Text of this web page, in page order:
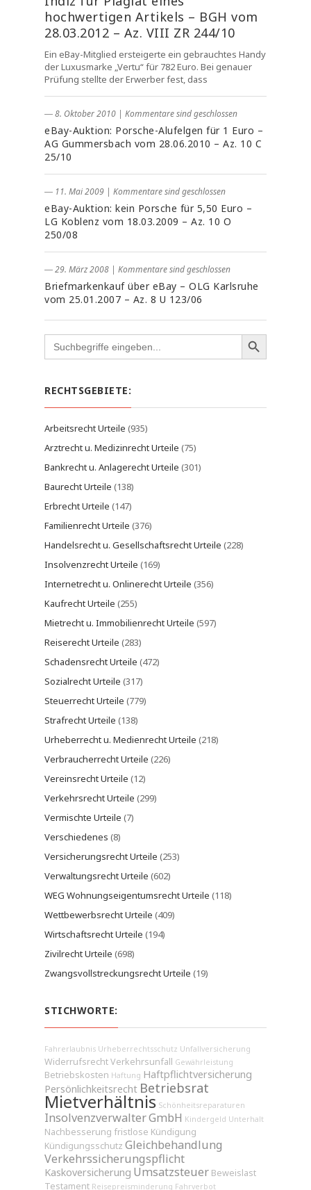
hochwertigen Artikels – BGH vom
28.03.2012 – Az. VIII ZR 244/10
Ein eBay-Mitglied ersteigerte ein gebrauchtes Handy
der Luxusmarke „Vertu“ für 782 Euro. Bei genauer
Prüfung stellte der Erwerber fest, dass
― 8. Oktober 2010 | Kommentare sind geschlossen
eBay-Auktion: Porsche-Alufelgen für 1 Euro –
AG Gummersbach vom 28.06.2010 – Az. 10 C
25/10
― 11. Mai 2009 | Kommentare sind geschlossen
eBay-Auktion: kein Porsche für 5,50 Euro –
LG Koblenz vom 18.03.2009 – Az. 10 O
250/08
― 29. März 2008 | Kommentare sind geschlossen
Briefmarkenkauf über eBay – OLG Karlsruhe
vom 25.01.2007 – Az. 8 U 123/06
Search
for:
RECHTSGEBIETE:
Arbeitsrecht Urteile (935)
Arztrecht u. Medizinrecht Urteile (75)
Bankrecht u. Anlagerecht Urteile (301)
Baurecht Urteile (138)
Erbrecht Urteile (147)
Familienrecht Urteile (376)
Handelsrecht u. Gesellschaftsrecht Urteile (228)
Insolvenzrecht Urteile (169)
Internetrecht u. Onlinerecht Urteile (356)
Kaufrecht Urteile (255)
Mietrecht u. Immobilienrecht Urteile (597)
Reiserecht Urteile (283)
Schadensrecht Urteile (472)
Sozialrecht Urteile (317)
Steuerrecht Urteile (779)
Strafrecht Urteile (138)
Urheberrecht u. Medienrecht Urteile (218)
Verbraucherrecht Urteile (226)
Vereinsrecht Urteile (12)
Verkehrsrecht Urteile (299)
Vermischte Urteile (7)
Verschiedenes (8)
Versicherungsrecht Urteile (253)
Verwaltungsrecht Urteile (602)
WEG Wohnungseigentumsrecht Urteile (118)
Wettbewerbsrecht Urteile (409)
Wirtschaftsrecht Urteile (194)
Zivilrecht Urteile (698)
Zwangsvollstreckungsrecht Urteile (19)
STICHWORTE:
Fahrerlaubnis Urheberrechtsschutz Unfallversicherung
WiderrufsrechtVerkehrsunfall Gewährleistung
Betriebskosten Haftung Haftpflichtversicherung
Persönlichkeitsrecht Betriebsrat
Mietverhältnis Schönheitsreparaturen
InsolvenzverwalterGmbH Kindergeld Unterhalt
Nachbesserung fristlose Kündigung
Kündigungsschutz Gleichbehandlung
Verkehrssicherungspflicht
Kaskoversicherung Umsatzsteuer Beweislast
Testament Reisepreisminderung Fahrverbot